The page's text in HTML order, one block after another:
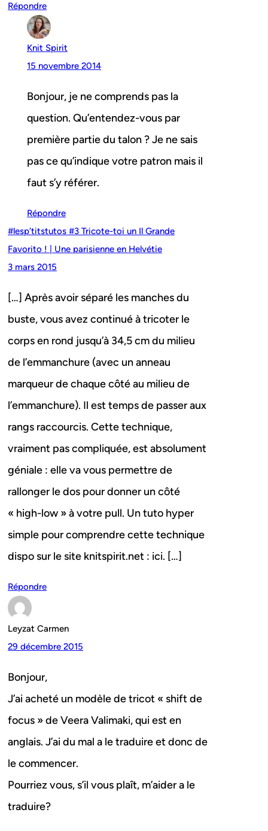
Répondre
Knit Spirit
15 novembre 2014
Bonjour, je ne comprends pas la
question. Qu’entendez-vous par
première partie du talon ? Je ne sais
pas ce qu’indique votre patron mais il
faut s’y référer.
Répondre
#lesp’titstutos #3 Tricote-toi un Il Grande
Favorito ! | Une parisienne en Helvétie
3 mars 2015
[…] Après avoir séparé les manches du
buste, vous avez continué à tricoter le
corps en rond jusqu’à 34,5 cm du milieu
de l’emmanchure (avec un anneau
marqueur de chaque côté au milieu de
l’emmanchure). Il est temps de passer aux
rangs raccourcis. Cette technique,
vraiment pas compliquée, est absolument
géniale : elle va vous permettre de
rallonger le dos pour donner un côté
« high-low » à votre pull. Un tuto hyper
simple pour comprendre cette technique
dispo sur le site knitspirit.net : ici. […]
Répondre
Leyzat Carmen
29 décembre 2015
Bonjour,
J’ai acheté un modèle de tricot « shift de
focus » de Veera Valimaki, qui est en
anglais. J’ai du mal a le traduire et donc de
le commencer.
Pourriez vous, s’il vous plaît, m’aider a le
traduire?